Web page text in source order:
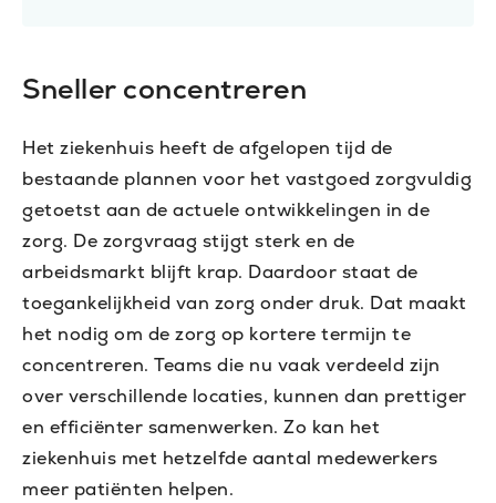
Sneller concentreren
Het ziekenhuis heeft de afgelopen tijd de
bestaande plannen voor het vastgoed zorgvuldig
getoetst aan de actuele ontwikkelingen in de
zorg. De zorgvraag stijgt sterk en de
arbeidsmarkt blijft krap. Daardoor staat de
toegankelijkheid van zorg onder druk. Dat maakt
het nodig om de zorg op kortere termijn te
concentreren. Teams die nu vaak verdeeld zijn
over verschillende locaties, kunnen dan prettiger
en efficiënter samenwerken. Zo kan het
ziekenhuis met hetzelfde aantal medewerkers
meer patiënten helpen.